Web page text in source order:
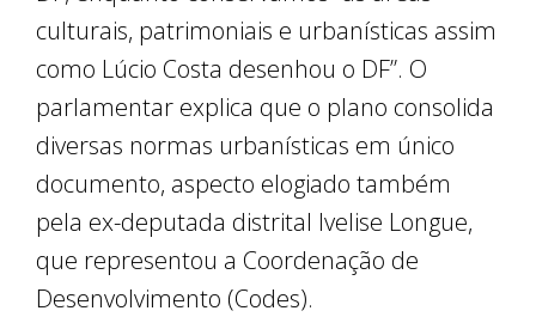
culturais, patrimoniais e urbanísticas assim
como Lúcio Costa desenhou o DF”. O
parlamentar explica que o plano consolida
diversas normas urbanísticas em único
documento, aspecto elogiado também
pela ex-deputada distrital Ivelise Longue,
que representou a Coordenação de
Desenvolvimento (Codes).